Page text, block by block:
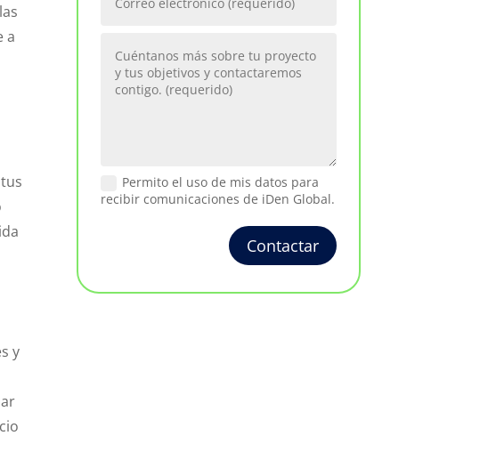
a
y
Permito el uso de mis datos para
recibir comunicaciones de iDen Global.
Contactar